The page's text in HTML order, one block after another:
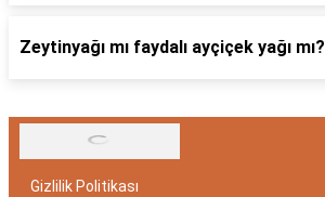
Zeytinyağı mı faydalı ayçiçek yağı mı?
Gizlilik Politikası